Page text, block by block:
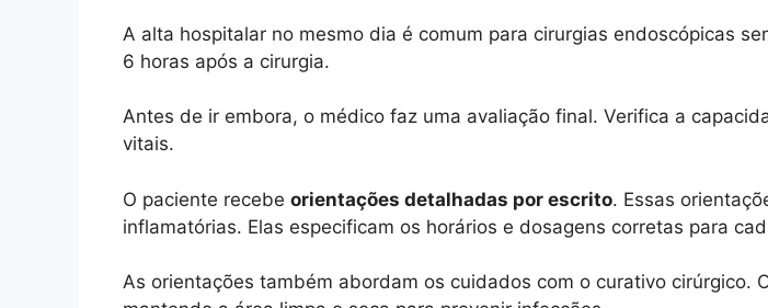
A alta hospitalar no mesmo dia é comum para cirurgias endoscópicas
6 horas após a cirurgia.
Antes de ir embora, o médico faz uma avaliação final. Verifica a
vitais.
O paciente recebe orientações detalhadas por escrito. Essas
inflamatórias. Elas especificam os horários e dosagens corretas para
As orientações também abordam os cuidados com o curativo cirúrgico.